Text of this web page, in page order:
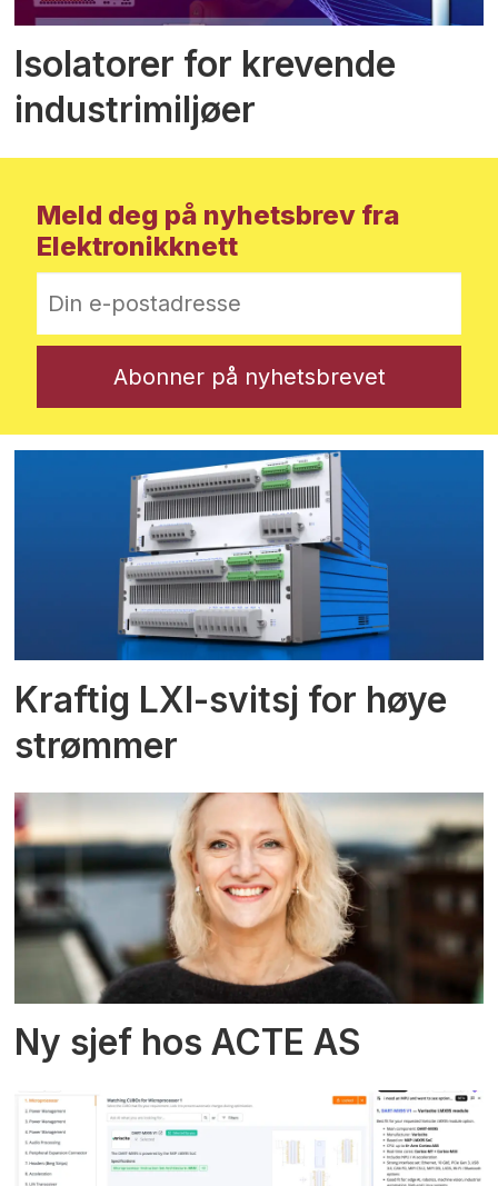
Isolatorer for krevende
industrimiljøer
Meld deg på nyhetsbrev fra
Elektronikknett
Kraftig LXI-svitsj for høye
strømmer
Ny sjef hos ACTE AS